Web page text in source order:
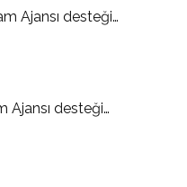
Ajansı desteği…
desteği…